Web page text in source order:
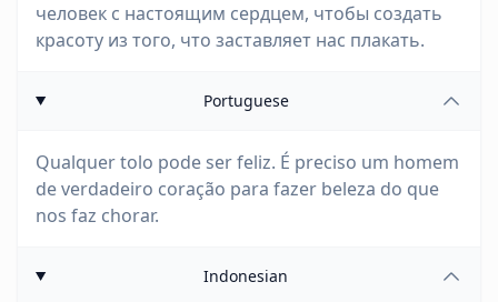
человек с настоящим сердцем, чтобы создать
красоту из того, что заставляет нас плакать.
Portuguese
Qualquer tolo pode ser feliz. É preciso um homem
de verdadeiro coração para fazer beleza do que
nos faz chorar.
Indonesian